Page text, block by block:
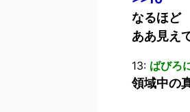
なるほど
ああ見え
13: ばびろ
領域中の